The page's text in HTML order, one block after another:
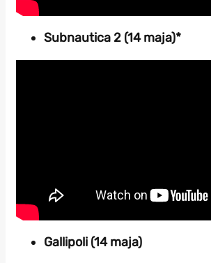
Subnautica 2 (14 maja)*
Gallipoli (14 maja)